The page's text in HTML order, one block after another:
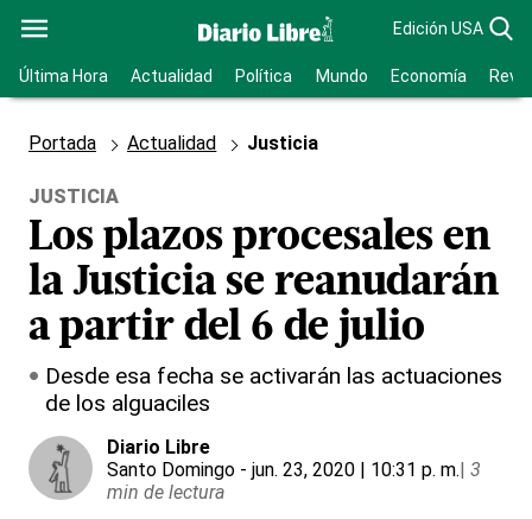
Edición USA
Última Hora Actualidad Política Mundo Economía
Portada Actualidad Justicia
JUSTICIA
Los plazos procesales en
la Justicia se reanudarán
a partir del 6 de julio
Desde esa fecha se activarán las actuaciones
de los alguaciles
Diario Libre
Santo Domingo - jun. 23, 2020 | 10:31 p. m.| 3
min de lectura